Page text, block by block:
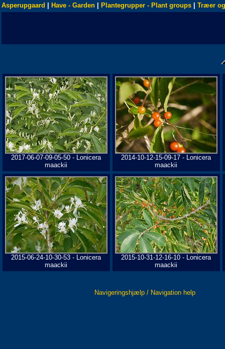
Asperupgaard Have - Garden Plantegrupper - Plant groups Træer
2017-06-07-09-05-50 - Lonicera
maackii
2014-10-12-15-09-17 - Lonicera
maackii
2015-06-24-10-30-53 - Lonicera
maackii
2015-10-31-12-16-10 - Lonicera
maackii
Navigeringshjælp / Navigation help